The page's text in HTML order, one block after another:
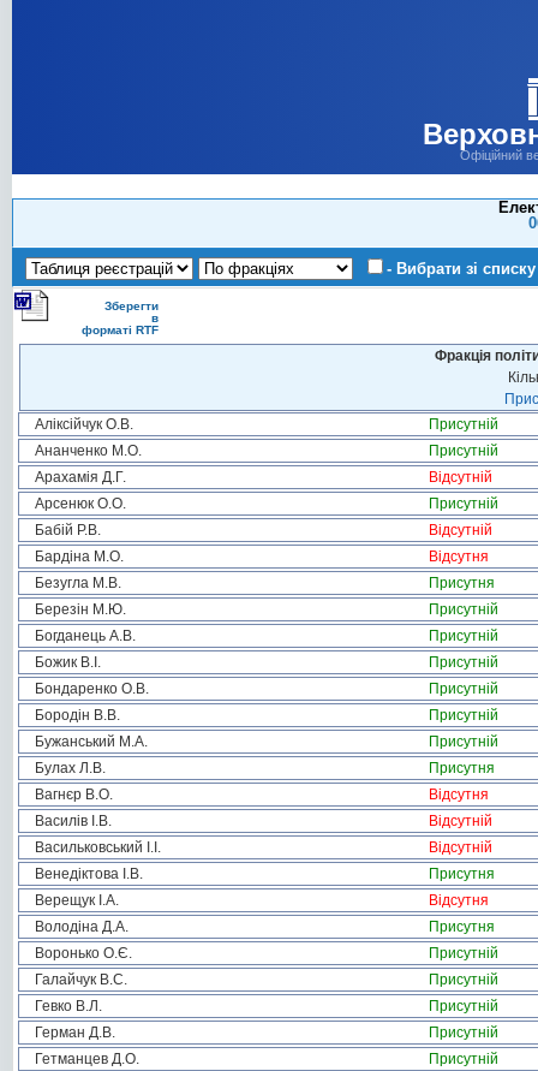
Офіційний
- Вибрати зі списку
Зберегти
в
форматі RTF
Фракція
Аліксійчук О.В.
Присутній
Ананченко М.О.
Присутній
Арахамія Д.Г.
Відсутній
Арсенюк О.О.
Присутній
Бабій Р.В.
Відсутній
Бардіна М.О.
Відсутня
Безугла М.В.
Присутня
Березін М.Ю.
Присутній
Богданець А.В.
Присутній
Божик В.І.
Присутній
Бондаренко О.В.
Присутній
Бородін В.В.
Присутній
Бужанський М.А.
Присутній
Булах Л.В.
Присутня
Вагнєр В.О.
Відсутня
Василів І.В.
Відсутній
Васильковський І.І.
Відсутній
Венедіктова І.В.
Присутня
Верещук І.А.
Відсутня
Володіна Д.А.
Присутня
Воронько О.Є.
Присутній
Галайчук В.С.
Присутній
Гевко В.Л.
Присутній
Герман Д.В.
Присутній
Гетманцев Д.О.
Присутній